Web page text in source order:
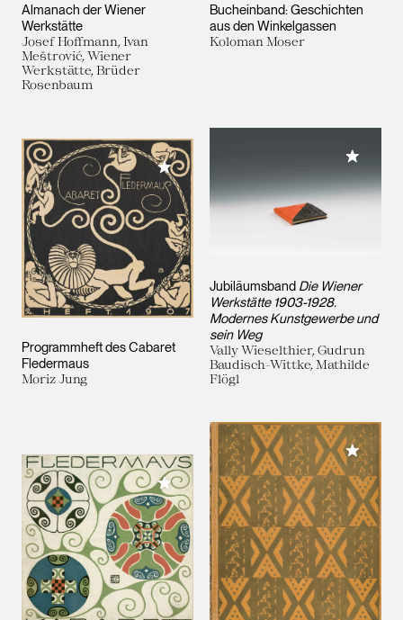
Almanach der Wiener
Werkstätte
Josef Hoffmann, Ivan
Meštrović, Wiener
Werkstätte, Brüder
Rosenbaum
Bucheinband: Geschichten
aus den Winkelgassen
Koloman Moser
Programmheft des Cabaret
Fledermaus
Moriz Jung
Meiner Sammlung hinzufügen
Jubiläumsband Die Wiener
Werkstätte 1903-1928.
Modernes Kunstgewerbe und
sein Weg
Vally Wieselthier, Gudrun
Baudisch-Wittke, Mathilde
Flögl
Meiner
Meiner Sammlung hinzufügen
Meiner